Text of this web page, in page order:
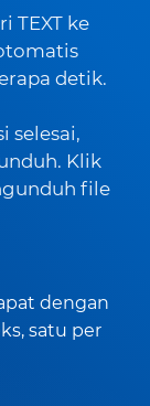
TEXT ke
detik.
selesai,
Klik
file
dengan
satu per